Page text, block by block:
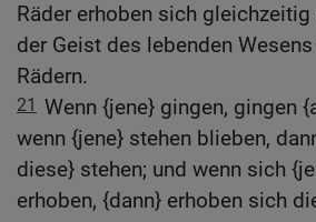
Räder erhoben sich
der Geist des lebenden
Rädern.
21 Wenn {jene} gingen, gingen
wenn {jene} stehen blieben,
diese} stehen; und wenn sich
erhoben, {dann} erhoben sich